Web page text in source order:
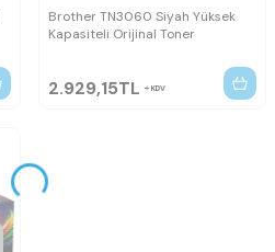
Brother TN3060 Siyah Yüksek
Kapasiteli Orijinal Toner
2.929,15TL KDV